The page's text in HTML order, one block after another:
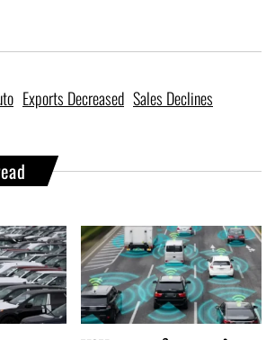
Exports Decreased Sales Declines